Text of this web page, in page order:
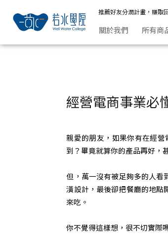
推薦好友分潤計畫，賺取
關於我們 所有商
經營電商事業必
親愛的朋友，如果你有在經
到？畢竟就算你的產品再好，
但，萬一沒有被足夠多的人看
潢設計，最後卻把餐廳的地點
來吃。
你不覺得這樣想，很不切實際